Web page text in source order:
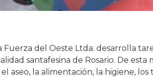
Fuerza del Oeste Ltda. desarrolla
santafesina de Rosario. De esta
aseo, la alimentación, la higiene, los